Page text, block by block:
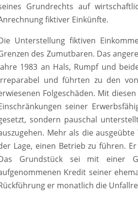
Grundrechts auf
fiktiver Einkünfte.
Unterstellung fiktiven
des Zumutbaren. Das
1983 an Hals, Rumpf und
und führten zu den
Folgeschäden. Mit
seiner
sondern pauschal
Mehr als die
Lage, einen Betrieb zu führen.
Grundstück sei mit einer
Kredit seiner
er monatlich die